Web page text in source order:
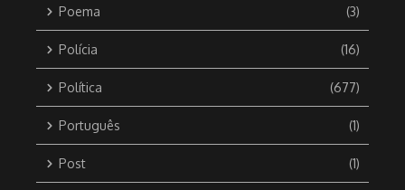
Poema (3)
Polícia (16)
Política (677)
Português (1)
Post (1)